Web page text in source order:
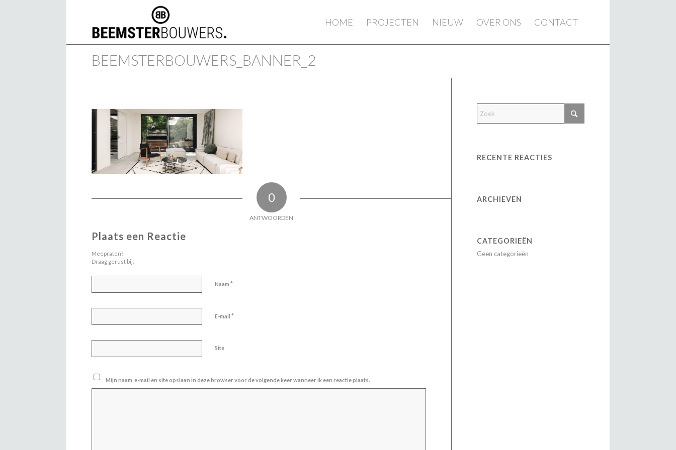
HOME PROJECTEN NIEUW OVER ONS CONTACT
BEEMSTERBOUWERS_BANNER_2
0
ANTWOORDEN
Plaats een Reactie
Meepraten?
Draag gerust bij!
Naam *
E-mail *
Site
Mijn naam, e-mail en site opslaan in deze browser voor de volgende keer wanneer ik een reactie plaats.
RECENTE REACTIES
ARCHIEVEN
CATEGORIEËN
Geen categorieën